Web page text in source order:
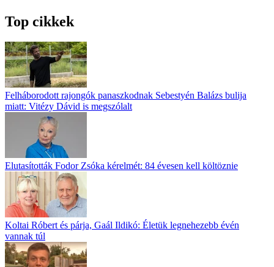
Top cikkek
Felháborodott rajongók panaszkodnak Sebestyén Balázs bulija
miatt: Vitézy Dávid is megszólalt
Elutasították Fodor Zsóka kérelmét: 84 évesen kell költöznie
Koltai Róbert és párja, Gaál Ildikó: Életük legnehezebb évén
vannak túl